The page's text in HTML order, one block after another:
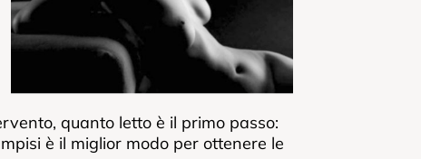
quanto letto è il primo passo:
è il miglior modo per ottenere le